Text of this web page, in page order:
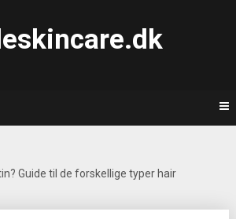
Guide til de forskellige typer hair